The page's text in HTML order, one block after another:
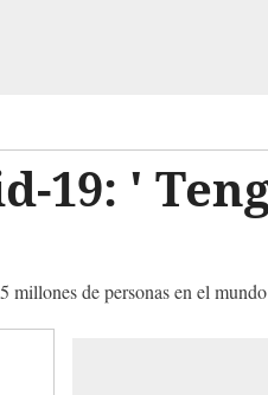
19: '
millones de personas en el mundo